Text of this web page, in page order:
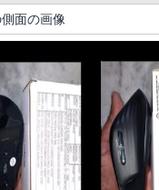
面の画像